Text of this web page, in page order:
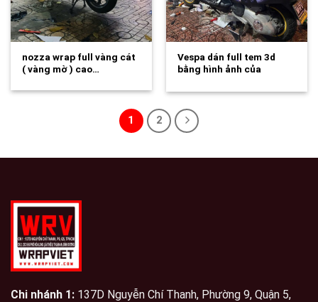
nozza wrap full vàng cát
( vàng mờ ) cao…
Vespa dán full tem 3d
bằng hình ảnh của
1 2
Chi nhánh 1: 137D Nguyễn Chí Thanh, Phường 9, Quận 5,